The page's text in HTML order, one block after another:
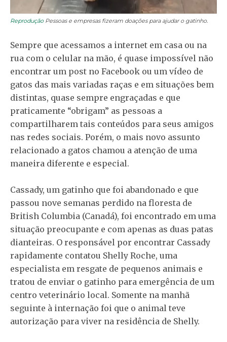
ReproduçãoPessoas e empresas fizeram doações para ajudar o gatinho.
Sempre que acessamos a internet em casa ou na
rua com o celular na mão, é quase impossível não
encontrar um post no Facebook ou um vídeo de
gatos das mais variadas raças e em situações bem
distintas, quase sempre engraçadas e que
praticamente “obrigam” as pessoas a
compartilharem tais conteúdos para seus amigos
nas redes sociais. Porém, o mais novo assunto
relacionado a gatos chamou a atenção de uma
maneira diferente e especial.
Cassady, um gatinho que foi abandonado e que
passou nove semanas perdido na floresta de
British Columbia (Canadá), foi encontrado em uma
situação preocupante e com apenas as duas patas
dianteiras. O responsável por encontrar Cassady
rapidamente contatou Shelly Roche, uma
especialista em resgate de pequenos animais e
tratou de enviar o gatinho para emergência de um
centro veterinário local. Somente na manhã
seguinte à internação foi que o animal teve
autorização para viver na residência de Shelly.